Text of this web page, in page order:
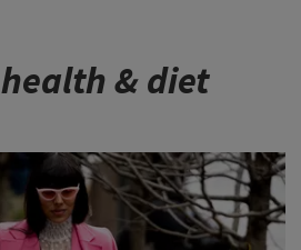
health & diet